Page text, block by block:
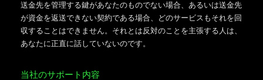
送金先を管理する鍵があなたのものでない場合、あるいは送金先
が資金を返送できない契約である場合、どのサービスもそれを回
収することはできません。それとは反対のことを主張する人は、
あなたに正直に話していないのです。
当社のサポート内容